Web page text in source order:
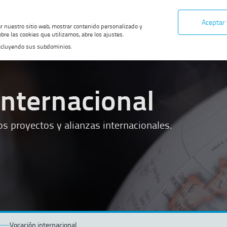
proyectos y alianzas internacionales.
Vocación internacional
sitio web, mostrar contenido personalizado y
las cookies que utilizamos, abre los ajustes.
sus subdominios.
Aceptar